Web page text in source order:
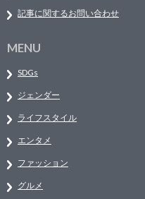
記事に関するお問い合わせ
MENU
SDGs
ジェンダー
ライフスタイル
エンタメ
ファッション
グルメ